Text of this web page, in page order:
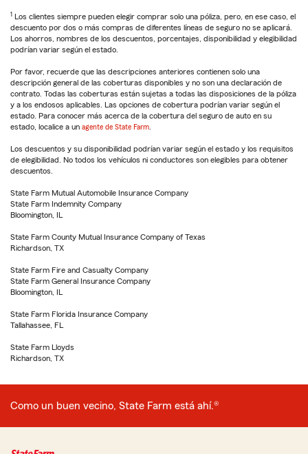
1 Los clientes siempre pueden elegir comprar solo una póliza, pero, en ese caso, el
descuento por dos o más compras de diferentes líneas de seguro no se aplicará.
Los ahorros, nombres de los descuentos, porcentajes, disponibilidad y elegibilidad
podrían variar según el estado.
Por favor, recuerde que las descripciones anteriores contienen solo una
descripción general de las coberturas disponibles y no son una declaración de
contrato. Todas las coberturas están sujetas a todas las disposiciones de la póliza
y a los endosos aplicables. Las opciones de cobertura podrían variar según el
estado. Para conocer más acerca de la cobertura del seguro de auto en su
estado, localice a un agente de State Farm
Los descuentos y su disponibilidad podrían variar según el estado y los requisitos
de elegibilidad. No todos los vehículos ni conductores son elegibles para obtener
descuentos.
State Farm Mutual Automobile Insurance Company
State Farm Indemnity Company
Bloomington, IL
State Farm County Mutual Insurance Company of Texas
Richardson, TX
State Farm Fire and Casualty Company
State Farm General Insurance Company
Bloomington, IL
State Farm Florida Insurance Company
Tallahassee, FL
State Farm Lloyds
Richardson, TX
Como un buen vecino, State Farm está ahí.®